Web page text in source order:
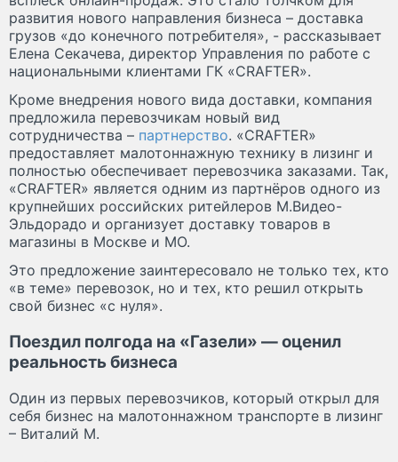
развития нового направления бизнеса – доставка
грузов «до конечного потребителя», - рассказывает
Елена Секачева, директор Управления по работе с
национальными клиентами ГК «CRAFTER».
Кроме внедрения нового вида доставки, компания
предложила перевозчикам новый вид
сотрудничества – партнерство. «CRAFTER»
предоставляет малотоннажную технику в лизинг и
полностью обеспечивает перевозчика заказами. Так,
«CRAFTER» является одним из партнёров одного из
крупнейших российских ритейлеров М.Видео-
Эльдорадо и организует доставку товаров в
магазины в Москве и МО.
Это предложение заинтересовало не только тех, кто
«в теме» перевозок, но и тех, кто решил открыть
свой бизнес «с нуля».
Поездил полгода на «Газели» — оценил
реальность бизнеса
Один из первых перевозчиков, который открыл для
себя бизнес на малотоннажном транспорте в лизинг
– Виталий М.